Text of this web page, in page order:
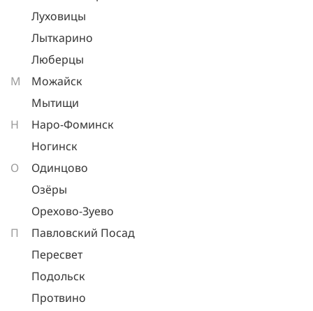
Луховицы
Лыткарино
Люберцы
М
Можайск
Мытищи
Н
Наро-Фоминск
Ногинск
О
Одинцово
Озёры
Орехово-Зуево
П
Павловский Посад
Пересвет
Подольск
Протвино